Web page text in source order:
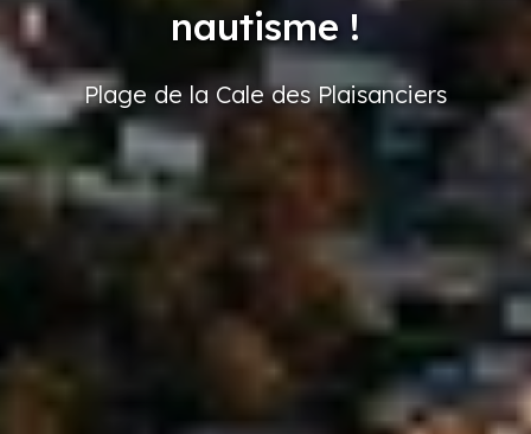
nautisme !
Plage de la Cale des Plaisanciers